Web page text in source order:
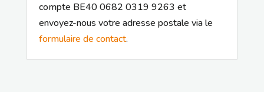
compte BE40 0682 0319 9263 et
envoyez-nous votre adresse postale via le
formulaire de contact.